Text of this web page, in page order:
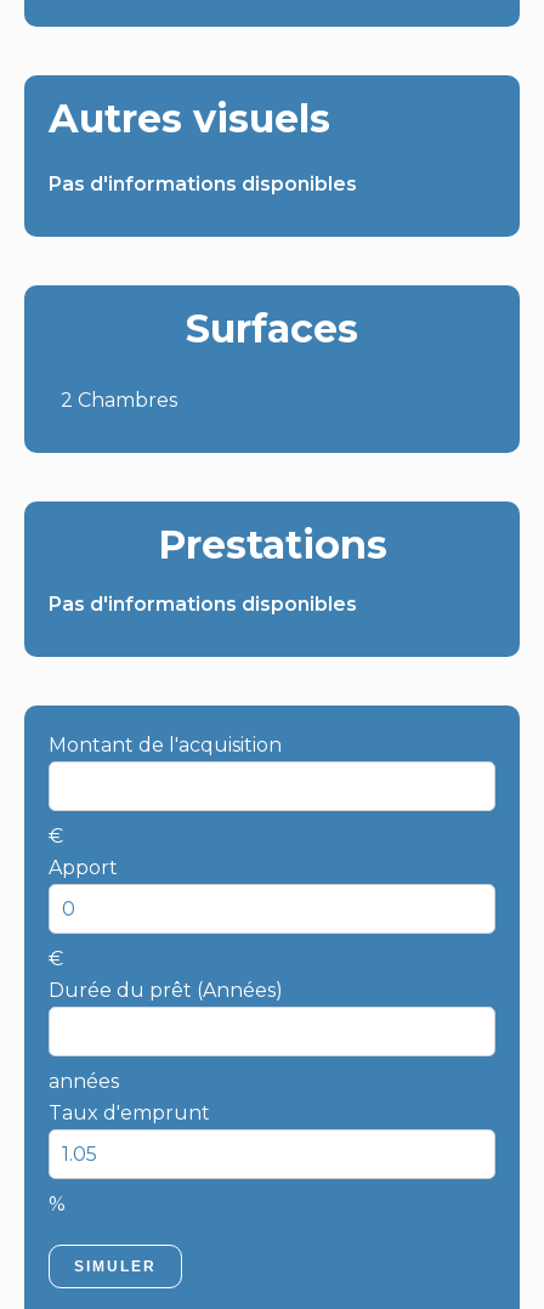
Autres visuels
Pas d'informations disponibles
Surfaces
2 Chambres
Prestations
Pas d'informations disponibles
Montant de l'acquisition
€
Apport
€
Durée du prêt (Années)
années
Taux d'emprunt
%
SIMULER